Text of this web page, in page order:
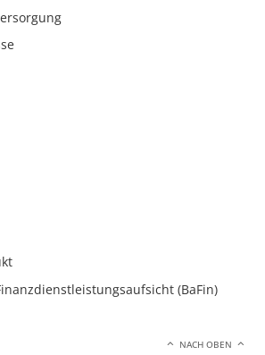
(BaFin)
NACH OBEN